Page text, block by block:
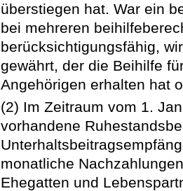
überstiegen hat. War ein
bei mehreren
berücksichtigungsfähig,
gewährt, der die Beihilfe
Angehörigen erhalten hat
(2) Im Zeitraum vom 1.
vorhandene
monatliche
Ehegatten und